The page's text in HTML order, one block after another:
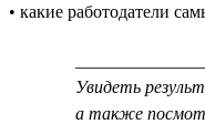
• какие работодатели
Увидеть
а также